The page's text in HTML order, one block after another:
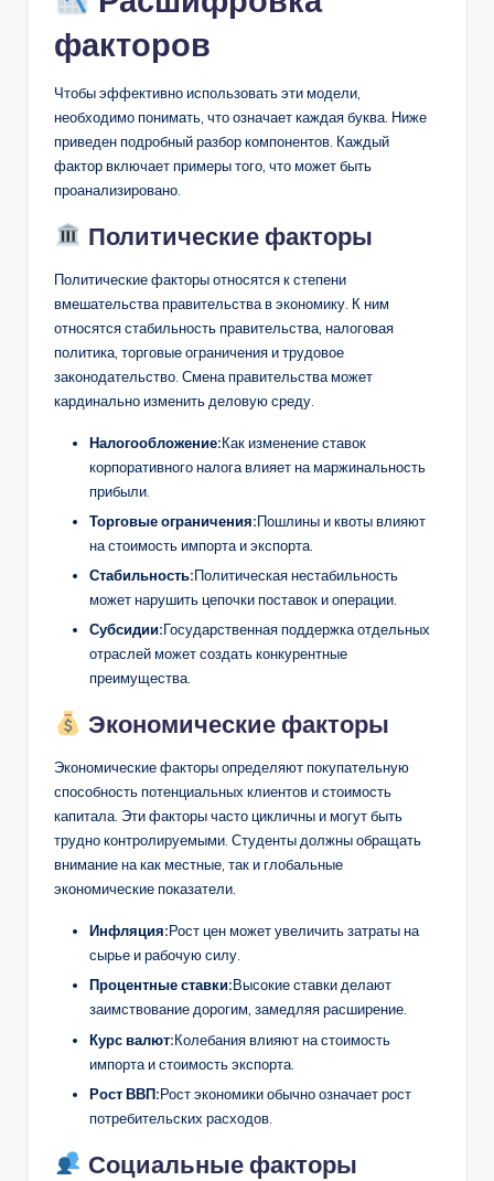
факторов
Чтобы эффективно использовать эти модели,
необходимо понимать, что означает каждая буква. Ниже
приведен подробный разбор компонентов. Каждый
фактор включает примеры того, что может быть
проанализировано.
Политические факторы
Политические факторы относятся к степени
вмешательства правительства в экономику. К ним
относятся стабильность правительства, налоговая
политика, торговые ограничения и трудовое
законодательство. Смена правительства может
кардинально изменить деловую среду.
Налогообложение:Как изменение ставок
корпоративного налога влияет на маржинальность
прибыли.
Торговые ограничения:Пошлины и квоты влияют
на стоимость импорта и экспорта.
Стабильность:Политическая нестабильность
может нарушить цепочки поставок и операции.
Субсидии:Государственная поддержка отдельных
отраслей может создать конкурентные
преимущества.
Экономические факторы
Экономические факторы определяют покупательную
способность потенциальных клиентов и стоимость
капитала. Эти факторы часто цикличны и могут быть
трудно контролируемыми. Студенты должны обращать
внимание на как местные, так и глобальные
экономические показатели.
Инфляция:Рост цен может увеличить затраты на
сырье и рабочую силу.
Процентные ставки:Высокие ставки делают
заимствование дорогим, замедляя расширение.
Курс валют:Колебания влияют на стоимость
импорта и стоимость экспорта.
Рост ВВП:Рост экономики обычно означает рост
потребительских расходов.
Социальные факторы